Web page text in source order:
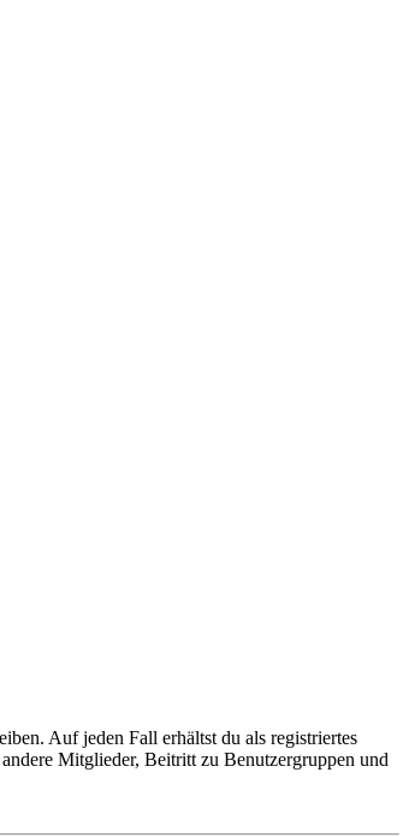
Auf jeden Fall erhältst du als registriertes
Mitglieder, Beitritt zu Benutzergruppen und